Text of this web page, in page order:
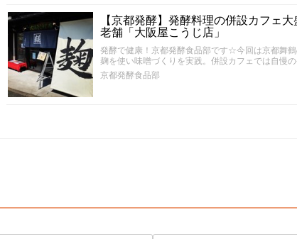
【京都発酵】発酵料理の併設カフェ
老舗「大阪屋こうじ店」
発酵で健康！京都発酵食品部です☆今回は京都舞
麹を使い味噌づくりを実践。併設カフェでは自慢の
京都発酵食品部